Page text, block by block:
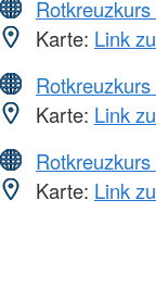
Karte: Link
Karte: Link
Karte: Link